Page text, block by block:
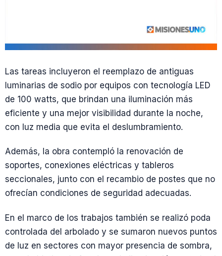
Las tareas incluyeron el reemplazo de antiguas
luminarias de sodio por equipos con tecnología LED
de 100 watts, que brindan una iluminación más
eficiente y una mejor visibilidad durante la noche,
con luz media que evita el deslumbramiento.
Además, la obra contempló la renovación de
soportes, conexiones eléctricas y tableros
seccionales, junto con el recambio de postes que no
ofrecían condiciones de seguridad adecuadas.
En el marco de los trabajos también se realizó poda
controlada del arbolado y se sumaron nuevos puntos
de luz en sectores con mayor presencia de sombra,